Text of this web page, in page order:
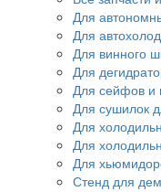
Для
Для
Для винного
Для
Для сейфов и
Для сушилок
Для
Для
Для
Стенд для